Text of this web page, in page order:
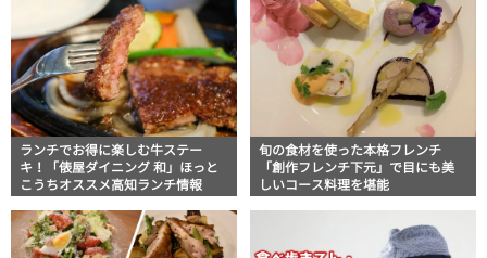
ランチでお得に楽しむ牛ステー
キ！「俵屋ダイニング 和」ほっと
こうちオススメ高知ランチ情報
旬の食材を使った本格フレンチ
「創作フレンチ下元」で目にも美
しいコース料理を堪能